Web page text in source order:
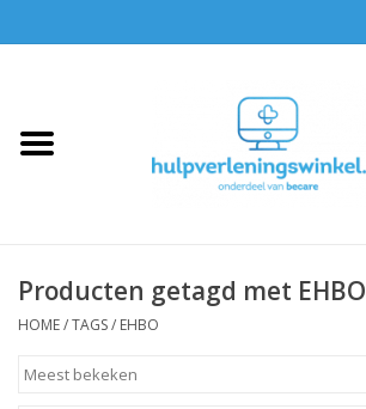
EHBO
Pax tassen
Producten getagd met EHBO
HOME/TAGS/ EHBO